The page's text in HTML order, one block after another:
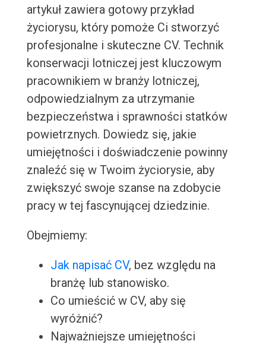
artykuł zawiera gotowy przykład
życiorysu, który pomoże Ci stworzyć
profesjonalne i skuteczne CV. Technik
konserwacji lotniczej jest kluczowym
pracownikiem w branży lotniczej,
odpowiedzialnym za utrzymanie
bezpieczeństwa i sprawności statków
powietrznych. Dowiedz się, jakie
umiejętności i doświadczenie powinny
znaleźć się w Twoim życiorysie, aby
zwiększyć swoje szanse na zdobycie
pracy w tej fascynującej dziedzinie.
Obejmiemy:
Jak napisać CV, bez względu na
branżę lub stanowisko.
Co umieścić w CV, aby się
wyróżnić?
Najważniejsze umiejętności